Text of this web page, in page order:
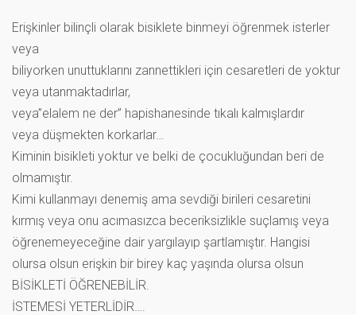
Erişkinler bilinçli olarak bisiklete binmeyi öğrenmek isterler
veya
biliyorken unuttuklarını zannettikleri için cesaretleri de yoktur
veya utanmaktadırlar,
veya”elalem ne der” hapishanesinde tıkalı kalmışlardır
veya düşmekten korkarlar…
Kiminin bisikleti yoktur ve belki de çocukluğundan beri de
olmamıştır.
Kimi kullanmayı denemiş ama sevdiği birileri cesaretini
kırmış veya onu acımasızca beceriksizlikle suçlamış veya
öğrenemeyeceğine dair yargılayıp şartlamıştır. Hangisi
olursa olsun erişkin bir birey kaç yaşında olursa olsun
BİSİKLETİ ÖĞRENEBİLİR.
İSTEMESİ YETERLİDİR….